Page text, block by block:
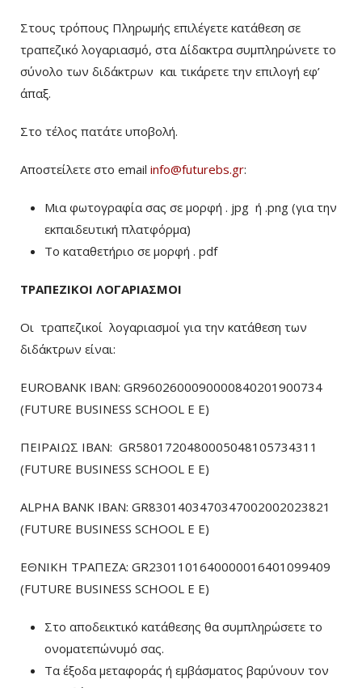
Στους τρόπους Πληρωμής επιλέγετε κατάθεση σε
τραπεζικό λογαριασμό, στα Δίδακτρα συμπληρώνετε το
σύνολο των διδάκτρων και τικάρετε την επιλογή εφ’
άπαξ.
Στο τέλος πατάτε υποβολή.
Αποστείλετε στο email info@futurebs.gr:
Μια φωτογραφία σας σε μορφή . jpg ή .png (για την
εκπαιδευτική πλατφόρμα)
To καταθετήριο σε μορφή . pdf
ΤΡΑΠΕΖΙΚΟΙ ΛΟΓΑΡΙΑΣΜΟΙ
Οι τραπεζικοί λογαριασμοί για την κατάθεση των
διδάκτρων είναι:
EUROBANK IBAN: GR9602600090000840201900734
(FUTURE BUSINESS SCHOOL E E)
ΠΕΙΡΑΙΩΣ ΙΒΑΝ: GR5801720480005048105734311
(FUTURE BUSINESS SCHOOL E E)
ALPHA BANK IBAN: GR8301403470347002002023821
(FUTURE BUSINESS SCHOOL E E)
ΕΘΝΙΚΗ ΤΡΑΠΕΖΑ: GR2301101640000016401099409
(FUTURE BUSINESS SCHOOL E E)
Στο αποδεικτικό κατάθεσης θα συμπληρώσετε το
ονοματεπώνυμό σας.
Τα έξοδα μεταφοράς ή εμβάσματος βαρύνουν τον